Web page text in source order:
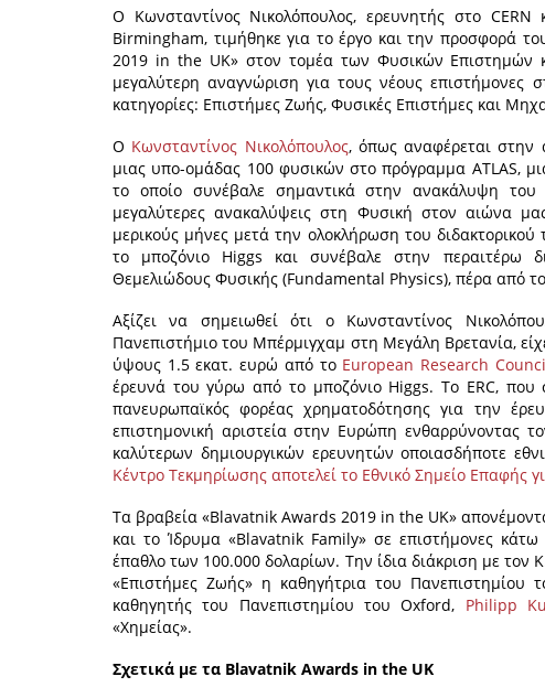
Ο Κωνσταντίνος Νικολόπουλος, ερευνητής στο
Birmingham, τιμήθηκε για το έργο και την προσφορά
2019 in the UK» στον τομέα των Φυσικών Επιστημών
μεγαλύτερη αναγνώριση για τους νέους επιστήμονες
κατηγορίες: Επιστήμες Ζωής, Φυσικές Επιστήμες και
Ο Κωνσταντίνος Νικολόπουλος, όπως αναφέρεται στην
μιας υπο-ομάδας 100 φυσικών στο πρόγραμμα ATLAS,
το οποίο συνέβαλε σημαντικά στην ανακάλυψη
μεγαλύτερες ανακαλύψεις στη Φυσική στον αιώνα
μερικούς μήνες μετά την ολοκλήρωση του
το μποζόνιο Higgs και συνέβαλε στην περαιτέρω
Θεμελιώδους Φυσικής (Fundamental Physics), πέρα από
Αξίζει να σημειωθεί ότι ο Κωνσταντίνος
Πανεπιστήμιο του Μπέρμιγχαμ στη Μεγάλη Βρετανία,
ύψους 1.5 εκατ. ευρώ από το European Research
έρευνά του γύρω από το μποζόνιο Higgs. To ERC,
πανευρωπαϊκός φορέας χρηματοδότησης για την
επιστημονική αριστεία στην Ευρώπη ενθαρρύνοντας
καλύτερων δημιουργικών ερευνητών οποιασδήποτε
Κέντρο Τεκμηρίωσης αποτελεί το Εθνικό Σημείο Επαφής
Τα βραβεία «Blavatnik Awards 2019 in the UK»
και το Ίδρυμα «Blavatnik Family» σε επιστήμονες
έπαθλο των 100.000 δολαρίων. Την ίδια διάκριση με τον
«Επιστήμες Ζωής» η καθηγήτρια του Πανεπιστημίου
καθηγητής του Πανεπιστημίου του Oxford, Philipp
«Χημείας».
Σχετικά με τα Blavatnik Awards in the UK